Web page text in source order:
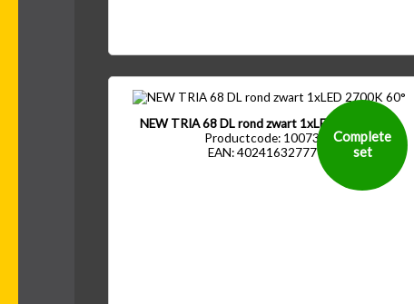
NEW TRIA 68 DL rond zwart 1xLED 2700K 60°
Productcode: 1007388
EAN: 4024163277792
Complete
set